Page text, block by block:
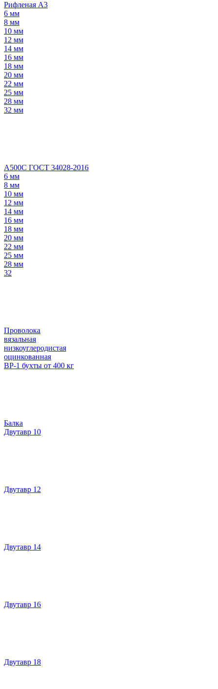
Рифленая А3
6 мм
8 мм
10 мм
12 мм
14 мм
16 мм
18 мм
20 мм
22 мм
25 мм
28 мм
32 мм
А500С ГОСТ 34028-2016
6 мм
8 мм
10 мм
12 мм
14 мм
16 мм
18 мм
20 мм
22 мм
25 мм
28 мм
32
Проволока
вязальная
низкоуглеродистая
оцинкованная
ВР-1 бухты от 400 кг
Балка
Двутавр 10
Двутавр 12
Двутавр 14
Двутавр 16
Двутавр 18